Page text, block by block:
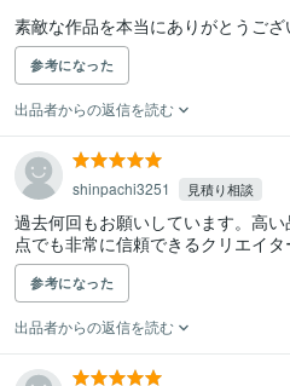
素敵な作品を本当にありがとうござ
参考になった
出品者からの返信を読む
shinpachi3251 見積り相談
過去何回もお願いしています。高
点でも非常に信頼できるクリエイタ
参考になった
出品者からの返信を読む